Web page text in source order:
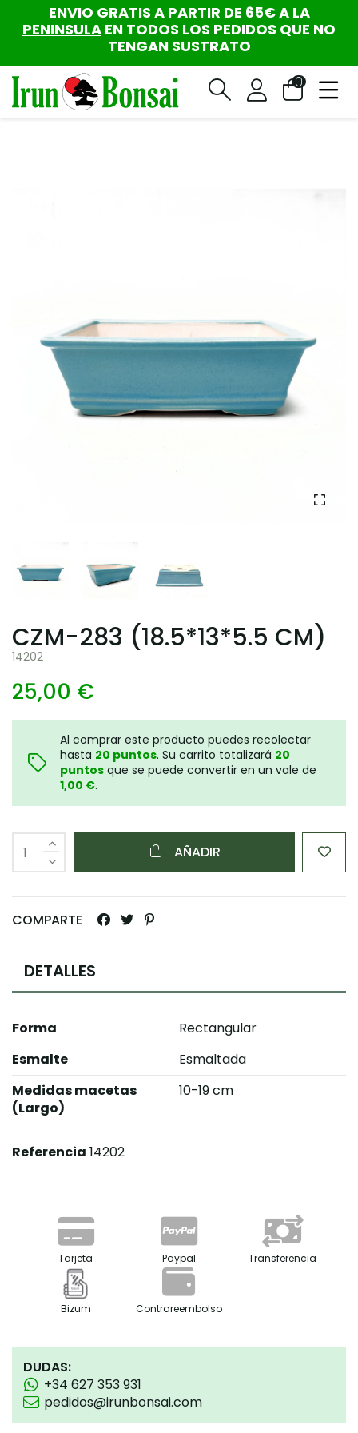
ENVIO GRATIS A PARTIR DE 65€ A LA
PENINSULA EN TODOS LOS PEDIDOS QUE NO
TENGAN SUSTRATO
0
CZM-283 (18.5*13*5.5 CM)
14202
25,00 €
Al comprar este producto puedes recolectar
hasta 20 puntos. Su carrito totalizará 20
puntos que se puede convertir en un vale de
1,00 €.
AÑADIR
COMPARTE
DETALLES
Forma
Rectangular
Esmalte
Esmaltada
Medidas macetas
(Largo)
10-19 cm
Referencia 14202
Tarjeta Paypal Transferencia
Bizum Contrareembolso
DUDAS:
+34 627 353 931
pedidos@irunbonsai.com